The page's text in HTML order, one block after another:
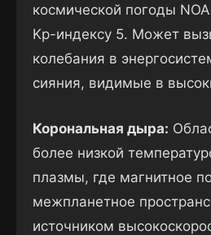
космической погоды
Kp-индексу 5. Может
колебания в
сияния, видимые в
Корональная дыра:
более низкой
плазмы, где магнитное
межпланетное
источником